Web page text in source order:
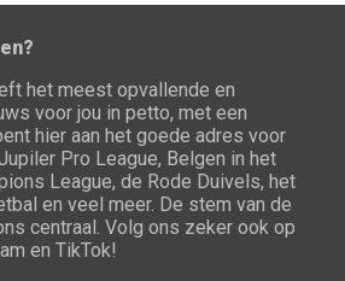
het meest opvallende en
voor jou in petto, met een
hier aan het goede adres voor
Pro League, Belgen in het
League, de Rode Duivels, het
en veel meer. De stem van de
centraal. Volg ons zeker ook op
en TikTok!